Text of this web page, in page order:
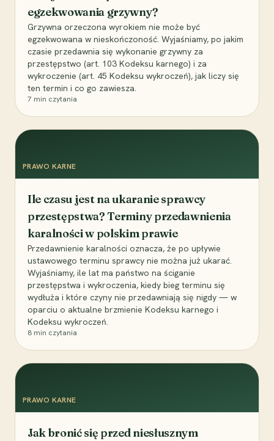
egzekwowania grzywny?
Grzywna orzeczona wyrokiem nie może być
egzekwowana w nieskończoność. Wyjaśniamy, po jakim
czasie przedawnia się wykonanie grzywny za
przestępstwo (art. 103 Kodeksu karnego) i za
wykroczenie (art. 45 Kodeksu wykroczeń), jak liczy się
ten termin i co go zawiesza.
7 min czytania
PRAWO KARNE
Ile czasu jest na ukaranie sprawcy
przestępstwa? Terminy przedawnienia
karalności w polskim prawie
Przedawnienie karalności oznacza, że po upływie
ustawowego terminu sprawcy nie można już ukarać.
Wyjaśniamy, ile lat ma państwo na ściganie
przestępstwa i wykroczenia, kiedy bieg terminu się
wydłuża i które czyny nie przedawniają się nigdy — w
oparciu o aktualne brzmienie Kodeksu karnego i
Kodeksu wykroczeń.
8 min czytania
PRAWO KARNE
Jak bronić się przed niesłusznym